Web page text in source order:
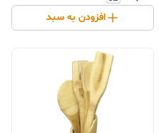
افزودن به سبد